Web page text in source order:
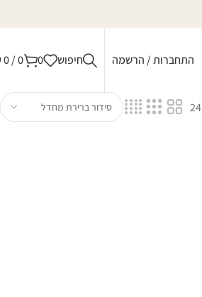
התחברות / הרשמה חיפוש 0
0
/
0
24